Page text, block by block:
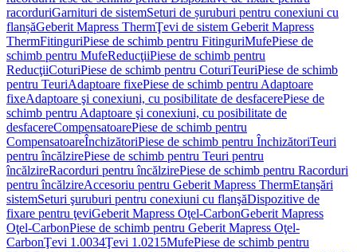
racorduriGarnituri de sistemSeturi de șuruburi pentru conexiuni cu
flanșăGeberit Mapress ThermŢevi de sistem Geberit Mapress
ThermFitinguriPiese de schimb pentru FitinguriMufePiese de
schimb pentru MufeReducţiiPiese de schimb pentru
ReducţiiCoturiPiese de schimb pentru CoturiTeuriPiese de schimb
pentru TeuriAdaptoare fixePiese de schimb pentru Adaptoare
fixeAdaptoare şi conexiuni, cu posibilitate de desfacerePiese de
schimb pentru Adaptoare şi conexiuni, cu posibilitate de
desfacereCompensatoarePiese de schimb pentru
CompensatoareÎnchizătoriPiese de schimb pentru ÎnchizătoriTeuri
pentru încălzirePiese de schimb pentru Teuri pentru
încălzireRacorduri pentru încălzirePiese de schimb pentru Racorduri
pentru încălzireAccesoriu pentru Geberit Mapress ThermEtanşări
sistemSeturi şuruburi pentru conexiuni cu flanşăDispozitive de
fixare pentru ţeviGeberit Mapress Oţel-CarbonGeberit Mapress
Oţel-CarbonPiese de schimb pentru Geberit Mapress Oţel-
CarbonŢevi 1.0034Ţevi 1.0215MufePiese de schimb pentru